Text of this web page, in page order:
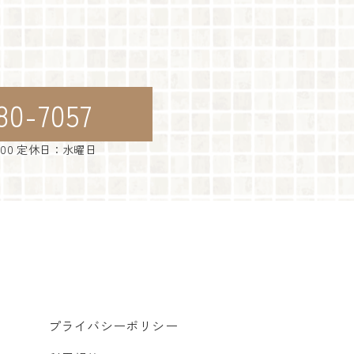
7057
定休日：水曜日
プライバシーポリシー